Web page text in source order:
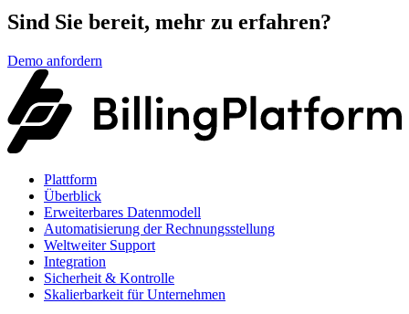
Sind Sie bereit, mehr zu erfahren?
Demo anfordern
Plattform
Überblick
Erweiterbares Datenmodell
Automatisierung der Rechnungsstellung
Weltweiter Support
Integration
Sicherheit & Kontrolle
Skalierbarkeit für Unternehmen